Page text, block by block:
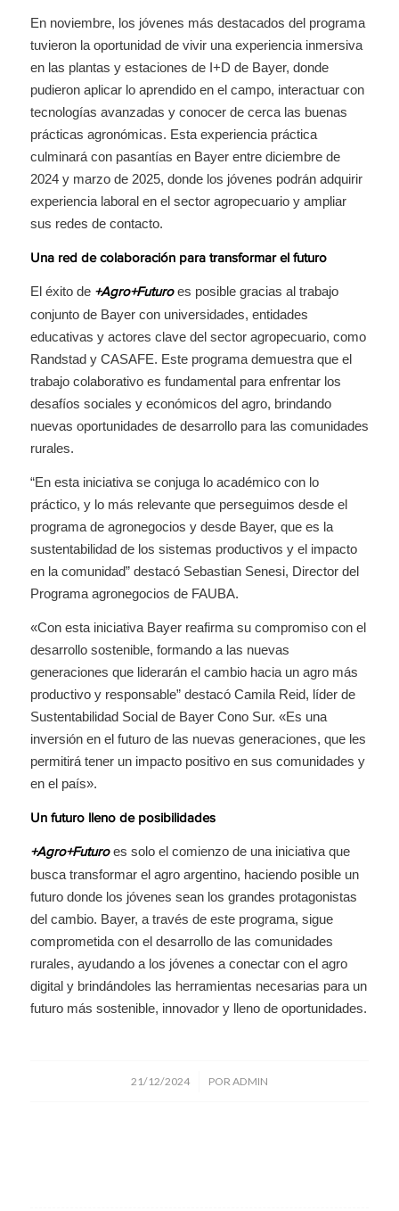
En noviembre, los jóvenes más destacados del programa
tuvieron la oportunidad de vivir una experiencia inmersiva
en las plantas y estaciones de I+D de Bayer, donde
pudieron aplicar lo aprendido en el campo, interactuar con
tecnologías avanzadas y conocer de cerca las buenas
prácticas agronómicas. Esta experiencia práctica
culminará con pasantías en Bayer entre diciembre de
2024 y marzo de 2025, donde los jóvenes podrán adquirir
experiencia laboral en el sector agropecuario y ampliar
sus redes de contacto.
Una red de colaboración para transformar el futuro
El éxito de +Agro+Futuroes posible gracias al trabajo
conjunto de Bayer con universidades, entidades
educativas y actores clave del sector agropecuario, como
Randstad y CASAFE. Este programa demuestra que el
trabajo colaborativo es fundamental para enfrentar los
desafíos sociales y económicos del agro, brindando
nuevas oportunidades de desarrollo para las comunidades
rurales.
“En esta iniciativa se conjuga lo académico con lo
práctico, y lo más relevante que perseguimos desde el
programa de agronegocios y desde Bayer, que es la
sustentabilidad de los sistemas productivos y el impacto
en la comunidad” destacó Sebastian Senesi, Director del
Programa agronegocios de FAUBA.
«Con esta iniciativa Bayer reafirma su compromiso con el
desarrollo sostenible, formando a las nuevas
generaciones que liderarán el cambio hacia un agro más
productivo y responsable” destacó Camila Reid, líder de
Sustentabilidad Social de Bayer Cono Sur. «Es una
inversión en el futuro de las nuevas generaciones, que les
permitirá tener un impacto positivo en sus comunidades y
en el país».
Un futuro lleno de posibilidades
+Agro+Futuroes solo el comienzo de una iniciativa que
busca transformar el agro argentino, haciendo posible un
futuro donde los jóvenes sean los grandes protagonistas
del cambio. Bayer, a través de este programa, sigue
comprometida con el desarrollo de las comunidades
rurales, ayudando a los jóvenes a conectar con el agro
digital y brindándoles las herramientas necesarias para un
futuro más sostenible, innovador y lleno de oportunidades.
21/12/2024
/ PORADMIN